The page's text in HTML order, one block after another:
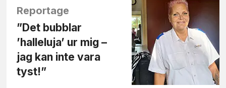
Reportage
”Det bubblar
’halleluja’ ur mig –
jag kan inte vara
tyst!”